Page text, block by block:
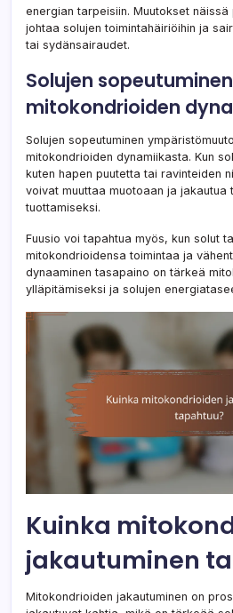
energian tarpeisiin. Muutokset
johtaa solujen toimintahäiriöihin ja
tai sydänsairaudet.
Solujen
mitokondrioiden
Solujen sopeutuminen
mitokondrioiden dynamiikasta. Kun
kuten hapen puutetta tai ravinteiden
voivat muuttaa muotoaan ja jakautua
tuottamiseksi.
Fuusio voi tapahtua myös, kun solut
mitokondrioidensa toimintaa ja
dynaaminen tasapaino on tärkeä
ylläpitämiseksi ja solujen
Kuinka
jakautuminen
Mitokondrioiden jakautuminen on